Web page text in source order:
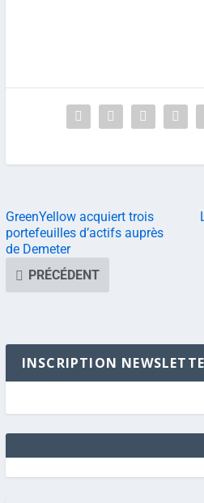
GreenYellow acquiert trois
portefeuilles d’actifs auprès
de Demeter
PRÉCÉDENT
INSCRIPTION